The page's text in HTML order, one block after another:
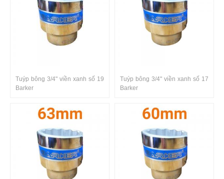
Tuýp bông 3/4" viền xanh số 19
Barker
Tuýp bông 3/4" viền xanh số 17
Barker